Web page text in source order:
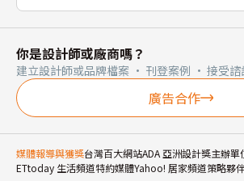
你是設計師或廠商嗎？
建立設計師或品牌檔案 · 刊登案例 · 接受諮
廣告合作
媒體報導與獲獎台灣百大網站ADA 亞洲設計獎主辦單
ETtoday 生活頻道特約媒體Yahoo! 居家頻道策略夥